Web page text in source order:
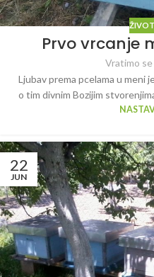
ŽIVOT
Prvo vrcanje
Vratimo se
Ljubav prema pcelama u meni
o tim divnim Bozijim
22
JUN